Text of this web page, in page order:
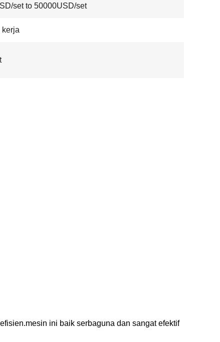
set to 50000USD/set
kerja
ini baik serbaguna dan sangat efektif